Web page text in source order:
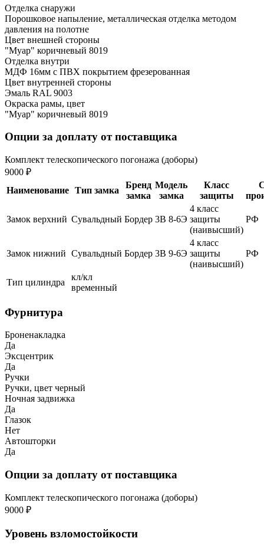
Отделка снаружи
Порошковое напыление, металлическая отделка методом
давления на полотне
Цвет внешней стороны
"Муар" коричневый 8019
Отделка внутри
МДФ 16мм с ПВХ покрытием фрезерованная
Цвет внутренней стороны
Эмаль RAL 9003
Окраска рамы, цвет
"Муар" коричневый 8019
Опции за доплату от поставщика
Комплект телескопического погонажа (доборы)
9000 ₽
Наименование Тип замка
Бренд
замка
Модель
замка
Класс
защиты
Замок верхний Сувальдный Бордер 3В 8-6Э
4 класс
защиты
(наивысший)
РФ
Замок нижний Сувальдный Бордер 3В 9-6Э
4 класс
защиты
(наивысший)
РФ
Тип цилиндра
кл/кл
временный
Фурнитура
Броненакладка
Да
Эксцентрик
Да
Ручки
Ручки, цвет черный
Ночная задвижка
Да
Глазок
Нет
Автошторки
Да
Опции за доплату от поставщика
Комплект телескопического погонажа (доборы)
9000 ₽
Уровень взломостойкости